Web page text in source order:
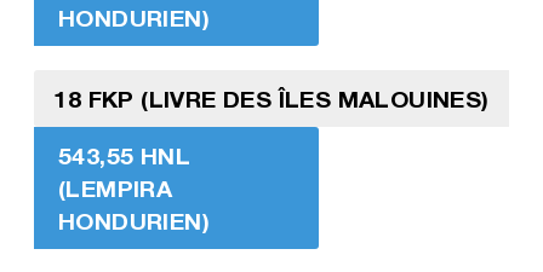
HONDURIEN)
18 FKP (LIVRE DES ÎLES MALOUINES)
543,55 HNL
(LEMPIRA
HONDURIEN)